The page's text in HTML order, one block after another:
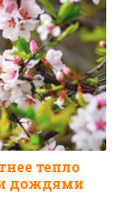
тепло
дождями